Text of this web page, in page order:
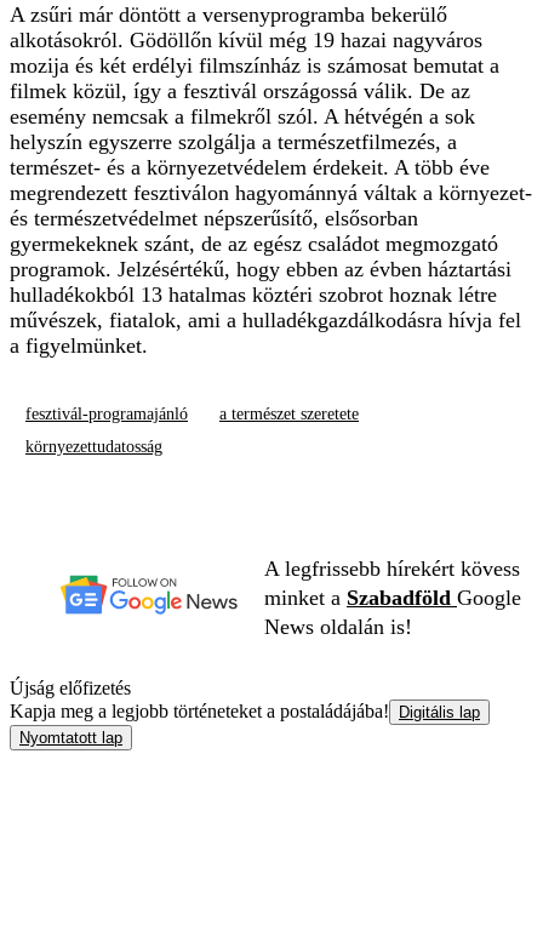
A zsűri már döntött a versenyprogramba bekerülő
alkotásokról. Gödöllőn kívül még 19 hazai nagyváros
mozija és két erdélyi filmszínház is számosat bemutat a
filmek közül, így a fesztivál országossá válik. De az
esemény nemcsak a filmekről szól. A hétvégén a sok
helyszín egyszerre szolgálja a természetfilmezés, a
természet- és a környezetvédelem érdekeit. A több éve
megrendezett fesztiválon hagyománnyá váltak a környezet-
és természetvédelmet népszerűsítő, elsősorban
gyermekeknek szánt, de az egész családot megmozgató
programok. Jelzésértékű, hogy ebben az évben háztartási
hulladékokból 13 hatalmas köztéri szobrot hoznak létre
művészek, fiatalok, ami a hulladékgazdálkodásra hívja fel
a figyelmünket.
fesztivál-programajánló
a természet szeretete
környezettudatosság
A legfrissebb hírekért kövess
minket a Szabadföld Google
News oldalán is!
Újság előfizetés
Kapja meg a legjobb történeteket a postaládájába!
Digitális lap
Nyomtatott lap